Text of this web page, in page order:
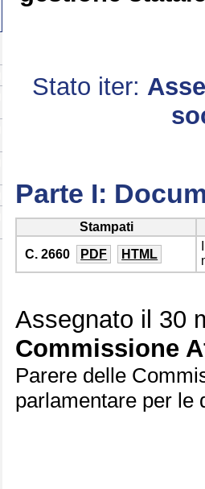
Stato iter:
Parte I:
Stampati
C. 2660
PDF HTML
Assegnato il 30
Commissione
Parere delle
parlamentare per le